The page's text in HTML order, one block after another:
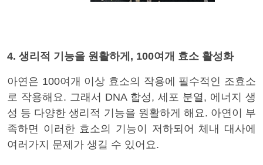
4. 생리적 기능을 원활하게, 100여개 효소 활성화
아연은 100여개 이상 효소의 작용에 필수적인 조효소
로 작용해요. 그래서 DNA 합성, 세포 분열, 에너지 생
성 등 다양한 생리적 기능을 원활하게 해요. 아연이 부
족하면 이러한 효소의 기능이 저하되어 체내 대사에
여러가지 문제가 생길 수 있어요.